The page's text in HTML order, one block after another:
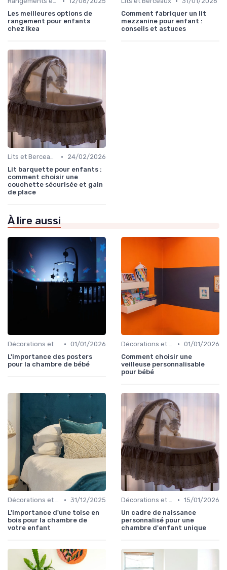
Les meilleures options de
rangement pour enfants
chez Ikea
Comment fabriquer un lit
mezzanine pour enfant :
conseils et astuces
Lits et Berceaux •
24/02/2026
Lit barquette pour enfants :
comment choisir une
couchette sécurisée et gain
de place
À lire aussi
Décorations et Accessoires de Chambre • 01/01/2026
L'importance des posters
pour la chambre de bébé
Décorations et Accessoires de Chambre • 01/01/2026
Comment choisir une
veilleuse personnalisable
pour bébé
Décorations et Accessoires de Chambre • 31/12/2025
L'importance d'une toise en
bois pour la chambre de
votre enfant
Décorations et Accessoires de Chambre • 15/01/2026
Un cadre de naissance
personnalisé pour une
chambre d'enfant unique